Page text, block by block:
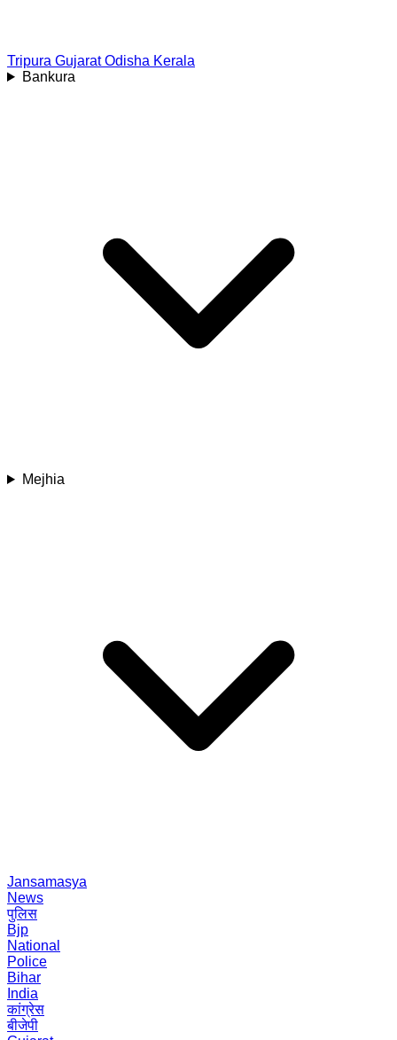
Tripura Gujarat Odisha Kerala
Bankura
Mejhia
Jansamasya
News
पुलिस
Bjp
National
Police
Bihar
India
कांग्रेस
बीजेपी